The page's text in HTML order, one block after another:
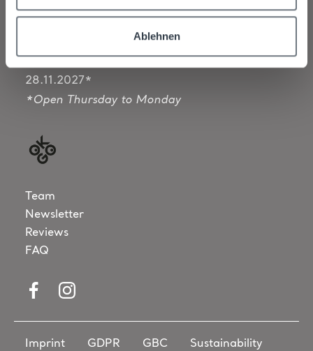
Ablehnen
11.06.2027 to 17.10.2027
28.11.2027*
*Open Thursday to Monday
Team
Newsletter
Reviews
FAQ
Visit us at Facebook
Visit us at Instagram
Imprint GDPR GBC Sustainability